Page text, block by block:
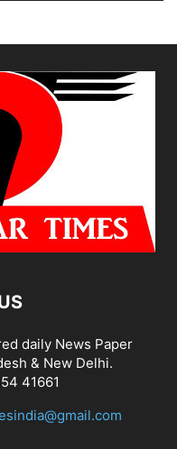
daily News Paper
& New Delhi.
41661